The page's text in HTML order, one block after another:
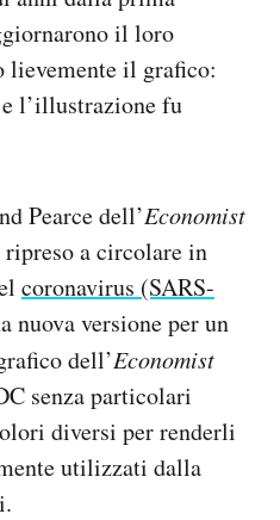
il loro
lievemente il grafico:
l’illustrazione fu
Pearce dell’Economist
a circolare in
coronavirus (SARS-
nuova versione per un
dell’Economist
senza particolari
diversi per renderli
utilizzati dalla